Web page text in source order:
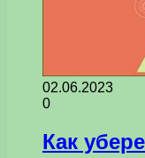
02.06.2023
0
Как